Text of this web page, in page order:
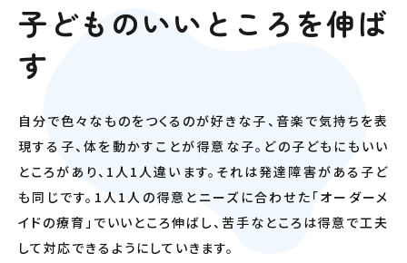
子どものいいところを伸ば
す
自分で色々なものをつくるのが好きな子、音楽で気持ちを表
現する子、体を動かすことが得意な子。どの子どもにもいい
ところがあり、1人1人違います。それは発達障害がある子ど
も同じです。1人1人の得意とニーズに合わせた「オーダーメ
イドの療育」でいいところ伸ばし、苦手なところは得意で工夫
して対応できるようにしていきます。